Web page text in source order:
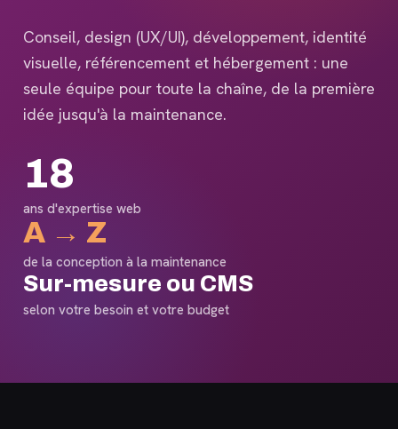
Conseil, design (UX/UI), développement, identité
visuelle, référencement et hébergement : une
seule équipe pour toute la chaîne, de la première
idée jusqu'à la maintenance.
18
ans d'expertise web
A → Z
de la conception à la maintenance
Sur-mesure ou CMS
selon votre besoin et votre budget